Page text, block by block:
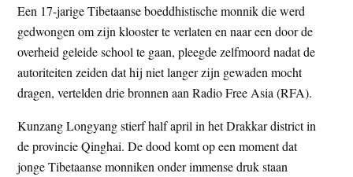
i
t
e
z
e
s
i
t
e
Een 17-jarige Tibetaanse boeddhistische monnik die werd
gedwongen om zijn klooster te verlaten en naar een door de
overheid geleide school te gaan, pleegde zelfmoord nadat de
autoriteiten zeiden dat hij niet langer zijn gewaden mocht
dragen, vertelden drie bronnen aan Radio Free Asia (RFA).
Kunzang Longyang stierf half april in het Drakkar district in
de provincie Qinghai. De dood komt op een moment dat
jonge Tibetaanse monniken onder immense druk staan